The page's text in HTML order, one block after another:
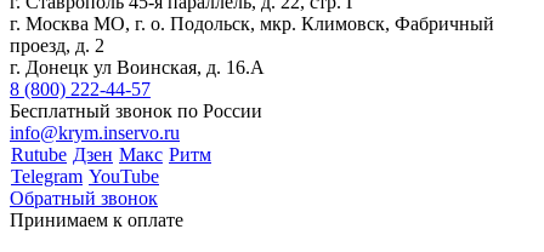
г. Москва МО, г. о. Подольск, мкр. Климовск, Фабричный
проезд, д. 2
г. Донецк ул Воинская, д. 16.А
8 (800) 222-44-57
Бесплатный звонок по России
info@krym.inservo.ru
Rutube Дзен Макс Ритм
Telegram YouTube
Обратный звонок
Принимаем к оплате